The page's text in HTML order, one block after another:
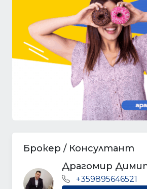
Брокер / Консултант
Драгомир
+359895646521